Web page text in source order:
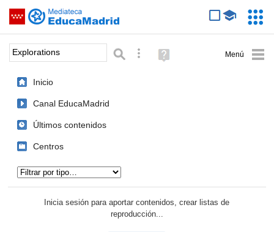
Saltar navegación
Palabra o frase: Búsqueda avanzada
Ayuda
(en
Inicio
Canal EducaMadrid
Últimos contenidos
Centros
Inicia sesión para aportar contenidos, crear listas de
reproducción...